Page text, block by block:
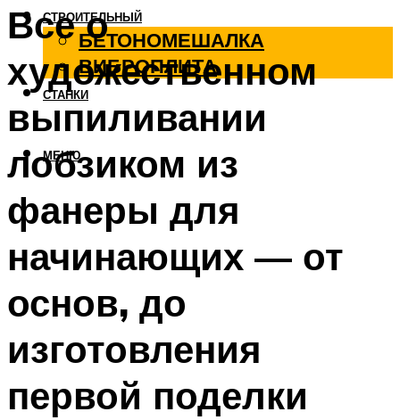
СТРОИТЕЛЬНЫЙ
БЕТОНОМЕШАЛКА
ВИБРОПЛИТА
СТАНКИ
МЕНЮ
Все о
художественном
выпиливании
лобзиком из
фанеры для
начинающих — от
основ, до
изготовления
первой поделки